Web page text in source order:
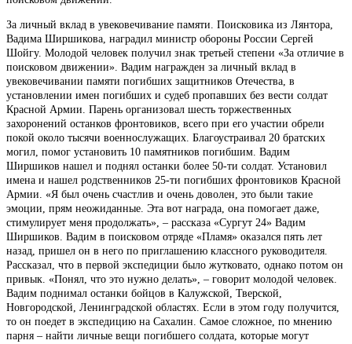
За личный вклад в увековечивание памяти. Поисковика из Лянтора,
Вадима Ширшикова, наградил министр обороны России Сергей
Шойгу. Молодой человек получил знак третьей степени «За отличие в
поисковом движении». Вадим награжден за личный вклад в
увековечивании памяти погибших защитников Отечества, в
установлении имен погибших и судеб пропавших без вести солдат
Красной Армии. Парень организовал шесть торжественных
захоронений останков фронтовиков, всего при его участии обрели
покой около тысячи военнослужащих. Благоустраивал 20 братских
могил, помог установить 10 памятников погибшим. Вадим
Ширшиков нашел и поднял останки более 50-ти солдат. Установил
имена и нашел родственников 25-ти погибших фронтовиков Красной
Армии. «Я был очень счастлив и очень доволен, это были такие
эмоции, прям неожиданные. Эта вот награда, она помогает даже,
стимулирует меня продолжать», – рассказа «Сургут 24» Вадим
Ширшиков. Вадим в поисковом отряде «Пламя» оказался пять лет
назад, пришел он в него по приглашению классного руководителя.
Рассказал, что в первой экспедиции было жутковато, однако потом он
привык. «Понял, что это нужно делать», – говорит молодой человек.
Вадим поднимал останки бойцов в Калужской, Тверской,
Новгородской, Ленинградской областях. Если в этом году получится,
то он поедет в экспедицию на Сахалин. Самое сложное, по мнению
парня – найти личные вещи погибшего солдата, которые могут